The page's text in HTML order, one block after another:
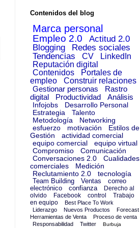
Contenidos del blog
Marca personal
Empleo 2.0
Actitud 2.0
Blogging
Redes sociales
Tendencias
CV
LinkedIn
Reputación digital
Contenidos
Portales de
empleo
Construir relaciones
Gestionar personas
Rastro
digital
Productividad Análisis
Infojobs
Desarrollo Personal
Estrategia
Talento
Metodología
Networking
esfuerzo
motivación
Estilos de
Gestión
actividad comercial
equipo comercial
equipo virtual
Compromiso
Comunicación
Conversaciones 2.0
Cualidades
comerciales
Medición
Reclutamiento 2.0
tecnología
Team Building Ventas
correo
electrónico
confianza
Derecho al
olvido
Facebook control
Trabajo
en equipo
Best Place To Work
Liderazgo
Nuevos Productos
Forecast
Herramientas de Venta
Proceso de venta
Responsabilidad
Twitter
Burbuja